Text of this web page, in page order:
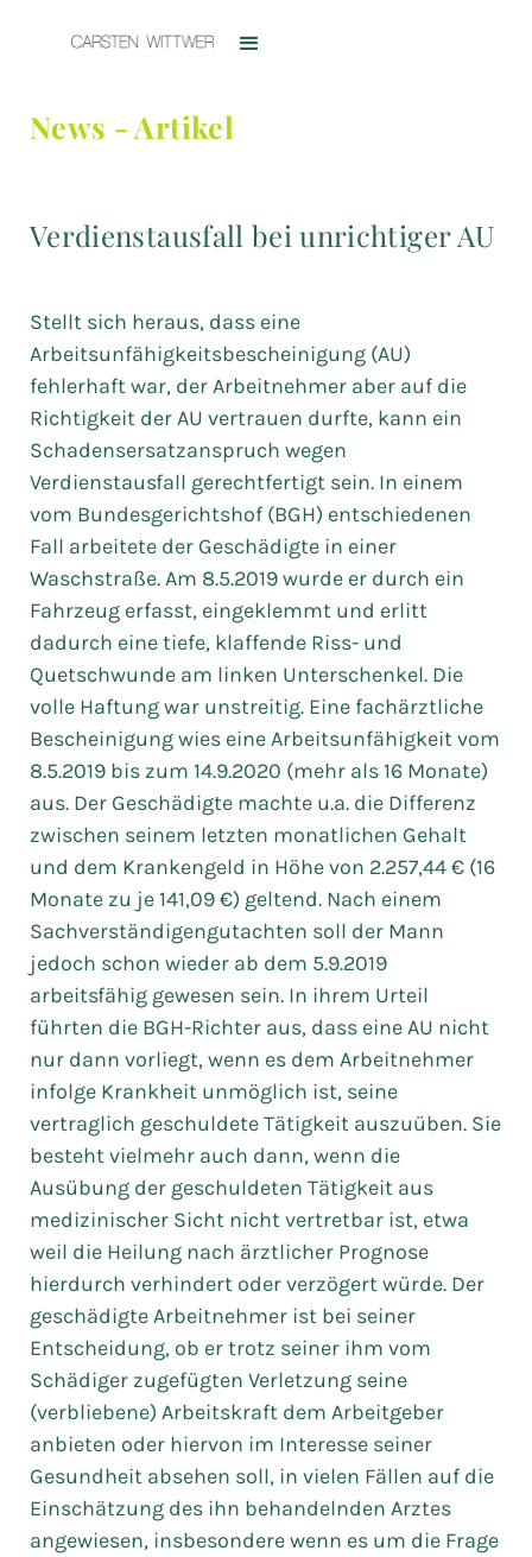
News - Artikel
Verdienstausfall bei unrichtiger AU
Stellt sich heraus, dass eine
Arbeitsunfähigkeitsbescheinigung (AU)
fehlerhaft war, der Arbeitnehmer aber auf die
Richtigkeit der AU vertrauen durfte, kann ein
Schadensersatzanspruch wegen
Verdienstausfall gerechtfertigt sein. In einem
vom Bundesgerichtshof (BGH) entschiedenen
Fall arbeitete der Geschädigte in einer
Waschstraße. Am 8.5.2019 wurde er durch ein
Fahrzeug erfasst, eingeklemmt und erlitt
dadurch eine tiefe, klaffende Riss- und
Quetschwunde am linken Unterschenkel. Die
volle Haftung war unstreitig. Eine fachärztliche
Bescheinigung wies eine Arbeitsunfähigkeit vom
8.5.2019 bis zum 14.9.2020 (mehr als 16 Monate)
aus. Der Geschädigte machte u.a. die Differenz
zwischen seinem letzten monatlichen Gehalt
und dem Krankengeld in Höhe von 2.257,44 € (16
Monate zu je 141,09 €) geltend. Nach einem
Sachverständigengutachten soll der Mann
jedoch schon wieder ab dem 5.9.2019
arbeitsfähig gewesen sein. In ihrem Urteil
führten die BGH-Richter aus, dass eine AU nicht
nur dann vorliegt, wenn es dem Arbeitnehmer
infolge Krankheit unmöglich ist, seine
vertraglich geschuldete Tätigkeit auszuüben. Sie
besteht vielmehr auch dann, wenn die
Ausübung der geschuldeten Tätigkeit aus
medizinischer Sicht nicht vertretbar ist, etwa
weil die Heilung nach ärztlicher Prognose
hierdurch verhindert oder verzögert würde. Der
geschädigte Arbeitnehmer ist bei seiner
Entscheidung, ob er trotz seiner ihm vom
Schädiger zugefügten Verletzung seine
(verbliebene) Arbeitskraft dem Arbeitgeber
anbieten oder hiervon im Interesse seiner
Gesundheit absehen soll, in vielen Fällen auf die
Einschätzung des ihn behandelnden Arztes
angewiesen, insbesondere wenn es um die Frage